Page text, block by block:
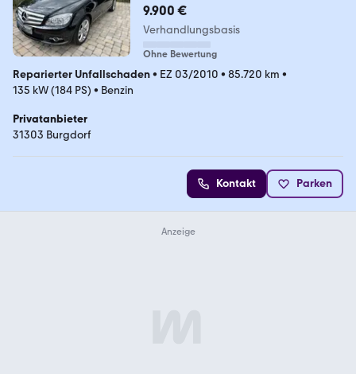
9.900 €
Verhandlungsbasis
Ohne Bewertung
Reparierter Unfallschaden• EZ 03/2010 • 85.720 km •
135 kW (184 PS) • Benzin
Privatanbieter
31303 Burgdorf
Kontakt Parken